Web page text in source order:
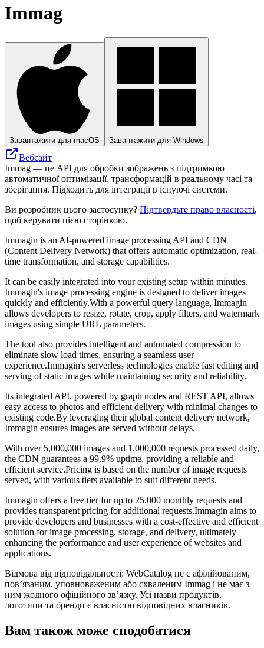
Immag
Завантажити для macOS Завантажити для Windows
Вебсайт
Immag — це API для обробки зображень з підтримкою
автоматичної оптимізації, трансформацій в реальному часі та
зберігання. Підходить для інтеграції в існуючі системи.
Ви розробник цього застосунку? Підтвердьте право власності,
щоб керувати цією сторінкою.
Immagin is an AI-powered image processing API and CDN
(Content Delivery Network) that offers automatic optimization, real-
time transformation, and storage capabilities.
It can be easily integrated into your existing setup within minutes.
Immagin's image processing engine is designed to deliver images
quickly and efficiently.With a powerful query language, Immagin
allows developers to resize, rotate, crop, apply filters, and watermark
images using simple URL parameters.
The tool also provides intelligent and automated compression to
eliminate slow load times, ensuring a seamless user
experience.Immagin's serverless technologies enable fast editing and
serving of static images while maintaining security and reliability.
Its integrated API, powered by graph nodes and REST API, allows
easy access to photos and efficient delivery with minimal changes to
existing code.By leveraging their global content delivery network,
Immagin ensures images are served without delays.
With over 5,000,000 images and 1,000,000 requests processed daily,
the CDN guarantees a 99.9% uptime, providing a reliable and
efficient service.Pricing is based on the number of image requests
served, with various tiers available to suit different needs.
Immagin offers a free tier for up to 25,000 monthly requests and
provides transparent pricing for additional requests.Immagin aims to
provide developers and businesses with a cost-effective and efficient
solution for image processing, storage, and delivery, ultimately
enhancing the performance and user experience of websites and
applications.
Відмова від відповідальності: WebCatalog не є афілійованим,
пов’язаним, уповноваженим або схваленим Immag і не має з
ним жодного офіційного зв’язку. Усі назви продуктів,
логотипи та бренди є власністю відповідних власників.
Вам також може сподобатися